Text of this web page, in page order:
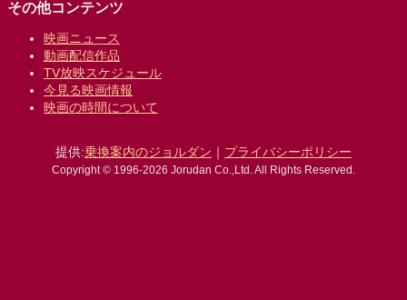
その他コンテンツ
映画ニュース
動画配信作品
TV放映スケジュール
今見る映画情報
映画の時間について
提供:乗換案内のジョルダン ｜ プライバシーポリシー
Copyright © 1996-2026 Jorudan Co.,Ltd. All Rights Reserved.